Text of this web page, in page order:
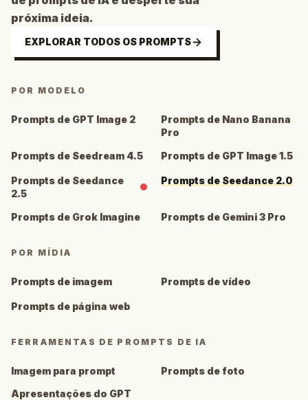
próxima ideia.
EXPLORAR TODOS OS PROMPTS
POR MODELO
Prompts de GPT Image 2
Prompts de Nano Banana
Pro
Prompts de Seedream 4.5
Prompts de GPT Image 1.5
Prompts de Seedance
2.5
Prompts de Seedance 2.0
Prompts de Grok Imagine Prompts de Gemini 3 Pro
POR MÍDIA
Prompts de imagem Prompts de vídeo
Prompts de página web
FERRAMENTAS DE PROMPTS DE IA
Imagem para prompt
Prompts de foto
Apresentações do GPT